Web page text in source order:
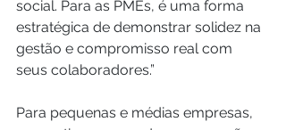
social. Para as PMEs, é uma forma
estratégica de demonstrar solidez na
gestão e compromisso real com
seus colaboradores.”
Para pequenas e médias empresas,